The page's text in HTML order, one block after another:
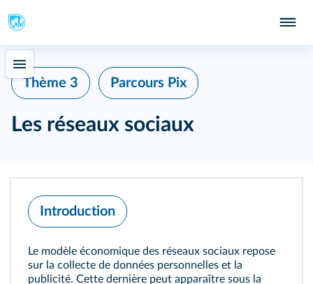
Thème 3 Parcours Pix
Les réseaux sociaux
Introduction
Le modèle économique des réseaux sociaux repose
sur la collecte de données personnelles et la
publicité. Cette dernière peut apparaître sous la